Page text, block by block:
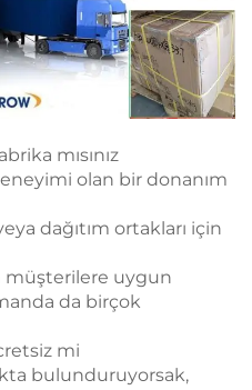
mısınız
olan bir donanım
dağıtım ortakları için
müşterilere uygun
da birçok
mi
bulunduruyorsak,